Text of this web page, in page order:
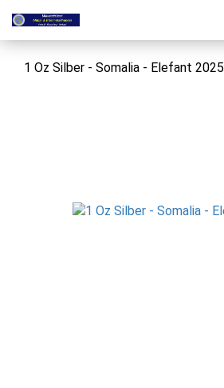
1 Oz Silber - Somalia - Elefant 2025